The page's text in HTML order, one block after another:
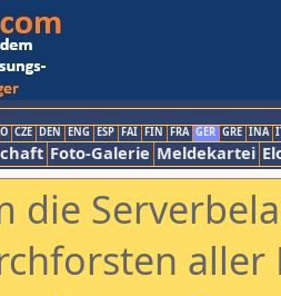
CZE DEN ENG ESP FAI FIN FRA GER GRE INA
Foto-Galerie Meldekartei
die
aller